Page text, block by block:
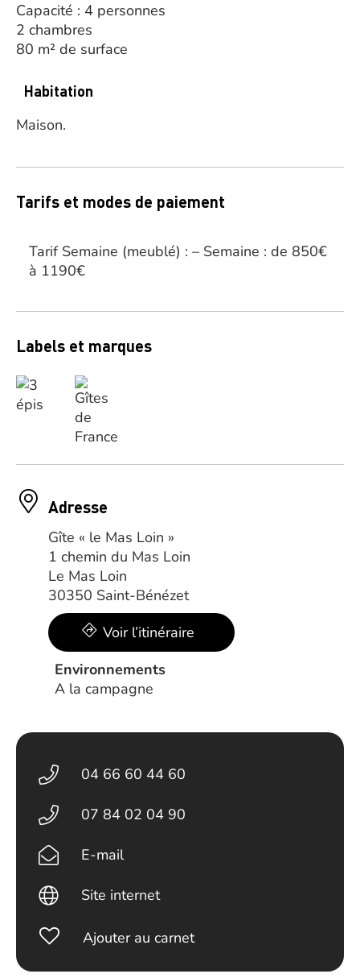
Capacité : 4 personnes
2 chambres
80 m² de surface
Habitation
Maison.
Tarifs et modes de paiement
Tarif Semaine (meublé) : – Semaine : de 850€
à 1190€
Labels et marques
Adresse
Gîte « le Mas Loin »
1 chemin du Mas Loin
Le Mas Loin
30350 Saint-Bénézet
Voir l’itinéraire
Environnements
A la campagne
04 66 60 44 60
07 84 02 04 90
E-mail
Site internet
Ajouter au carnet